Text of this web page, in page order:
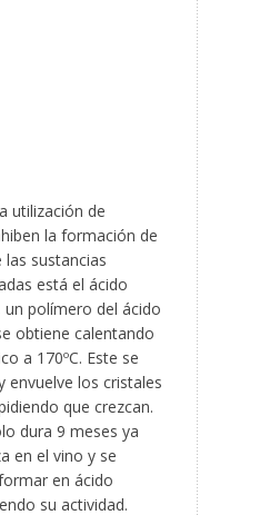
utilización de
la formación de
las sustancias
está el ácido
polímero del ácido
obtiene calentando
a 170ºC. Este se
envuelve los cristales
que crezcan.
dura 9 meses ya
en el vino y se
en ácido
su actividad.